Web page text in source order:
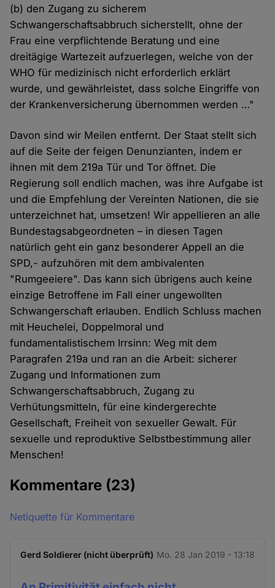
(b) den Zugang zu sicherem
Schwangerschaftsabbruch sicherstellt, ohne der
Frau eine verpflichtende Beratung und eine
dreitägige Wartezeit aufzuerlegen, welche von der
WHO für medizinisch nicht erforderlich erklärt
wurde, und gewährleistet, dass solche Eingriffe von
der Krankenversicherung übernommen werden …"
Davon sind wir Meilen entfernt. Der Staat stellt sich
auf die Seite der feigen Denunzianten, indem er
ihnen mit dem 219a Tür und Tor öffnet. Die
Regierung soll endlich machen, was ihre Aufgabe ist
und die Empfehlung der Vereinten Nationen, die sie
unterzeichnet hat, umsetzen! Wir appellieren an alle
Bundestagsabgeordneten – in diesen Tagen
natürlich geht ein ganz besonderer Appell an die
SPD,- aufzuhören mit dem ambivalenten
"Rumgeeiere". Das kann sich übrigens auch keine
einzige Betroffene im Fall einer ungewollten
Schwangerschaft erlauben. Endlich Schluss machen
mit Heuchelei, Doppelmoral und
fundamentalistischem Irrsinn: Weg mit dem
Paragrafen 219a und ran an die Arbeit: sicherer
Zugang und Informationen zum
Schwangerschaftsabbruch, Zugang zu
Verhütungsmitteln, für eine kindergerechte
Gesellschaft, Freiheit von sexueller Gewalt. Für
sexuelle und reproduktive Selbstbestimmung aller
Menschen!
Kommentare (23)
Netiquette für Kommentare
Gerd Soldierer (nicht überprüft) Mo. 28 Jan 2019 - 13:18